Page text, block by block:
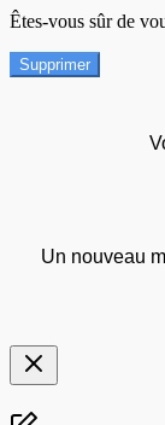
Êtes-vous sûr de
Supprimer
Un nouveau